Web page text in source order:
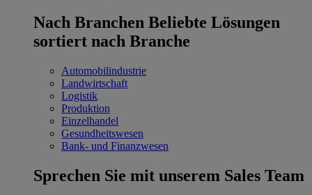
Nach Branchen Beliebte Lösungen
sortiert nach Branche
Automobilindustrie
Landwirtschaft
Logistik
Produktion
Einzelhandel
Gesundheitswesen
Bank- und Finanzwesen
Sprechen Sie mit unserem Sales Team